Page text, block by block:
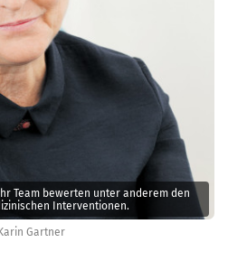
Gartner
Team bewerten unter anderem den
­Interventionen.